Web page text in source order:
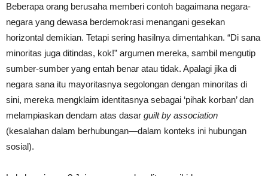
Beberapa orang berusaha memberi contoh bagaimana negara-
negara yang dewasa berdemokrasi menangani gesekan
horizontal demikian. Tetapi sering hasilnya dimentahkan. “Di sana
minoritas juga ditindas, kok!” argumen mereka, sambil mengutip
sumber-sumber yang entah benar atau tidak. Apalagi jika di
negara sana itu mayoritasnya segolongan dengan minoritas di
sini, mereka mengklaim identitasnya sebagai ‘pihak korban’ dan
melampiaskan dendam atas dasar guilt by association
(kesalahan dalam berhubungan—dalam konteks ini hubungan
sosial).